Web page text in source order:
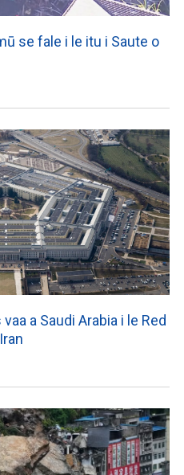
se fale i le itu i Saute o
a Saudi Arabia i le Red